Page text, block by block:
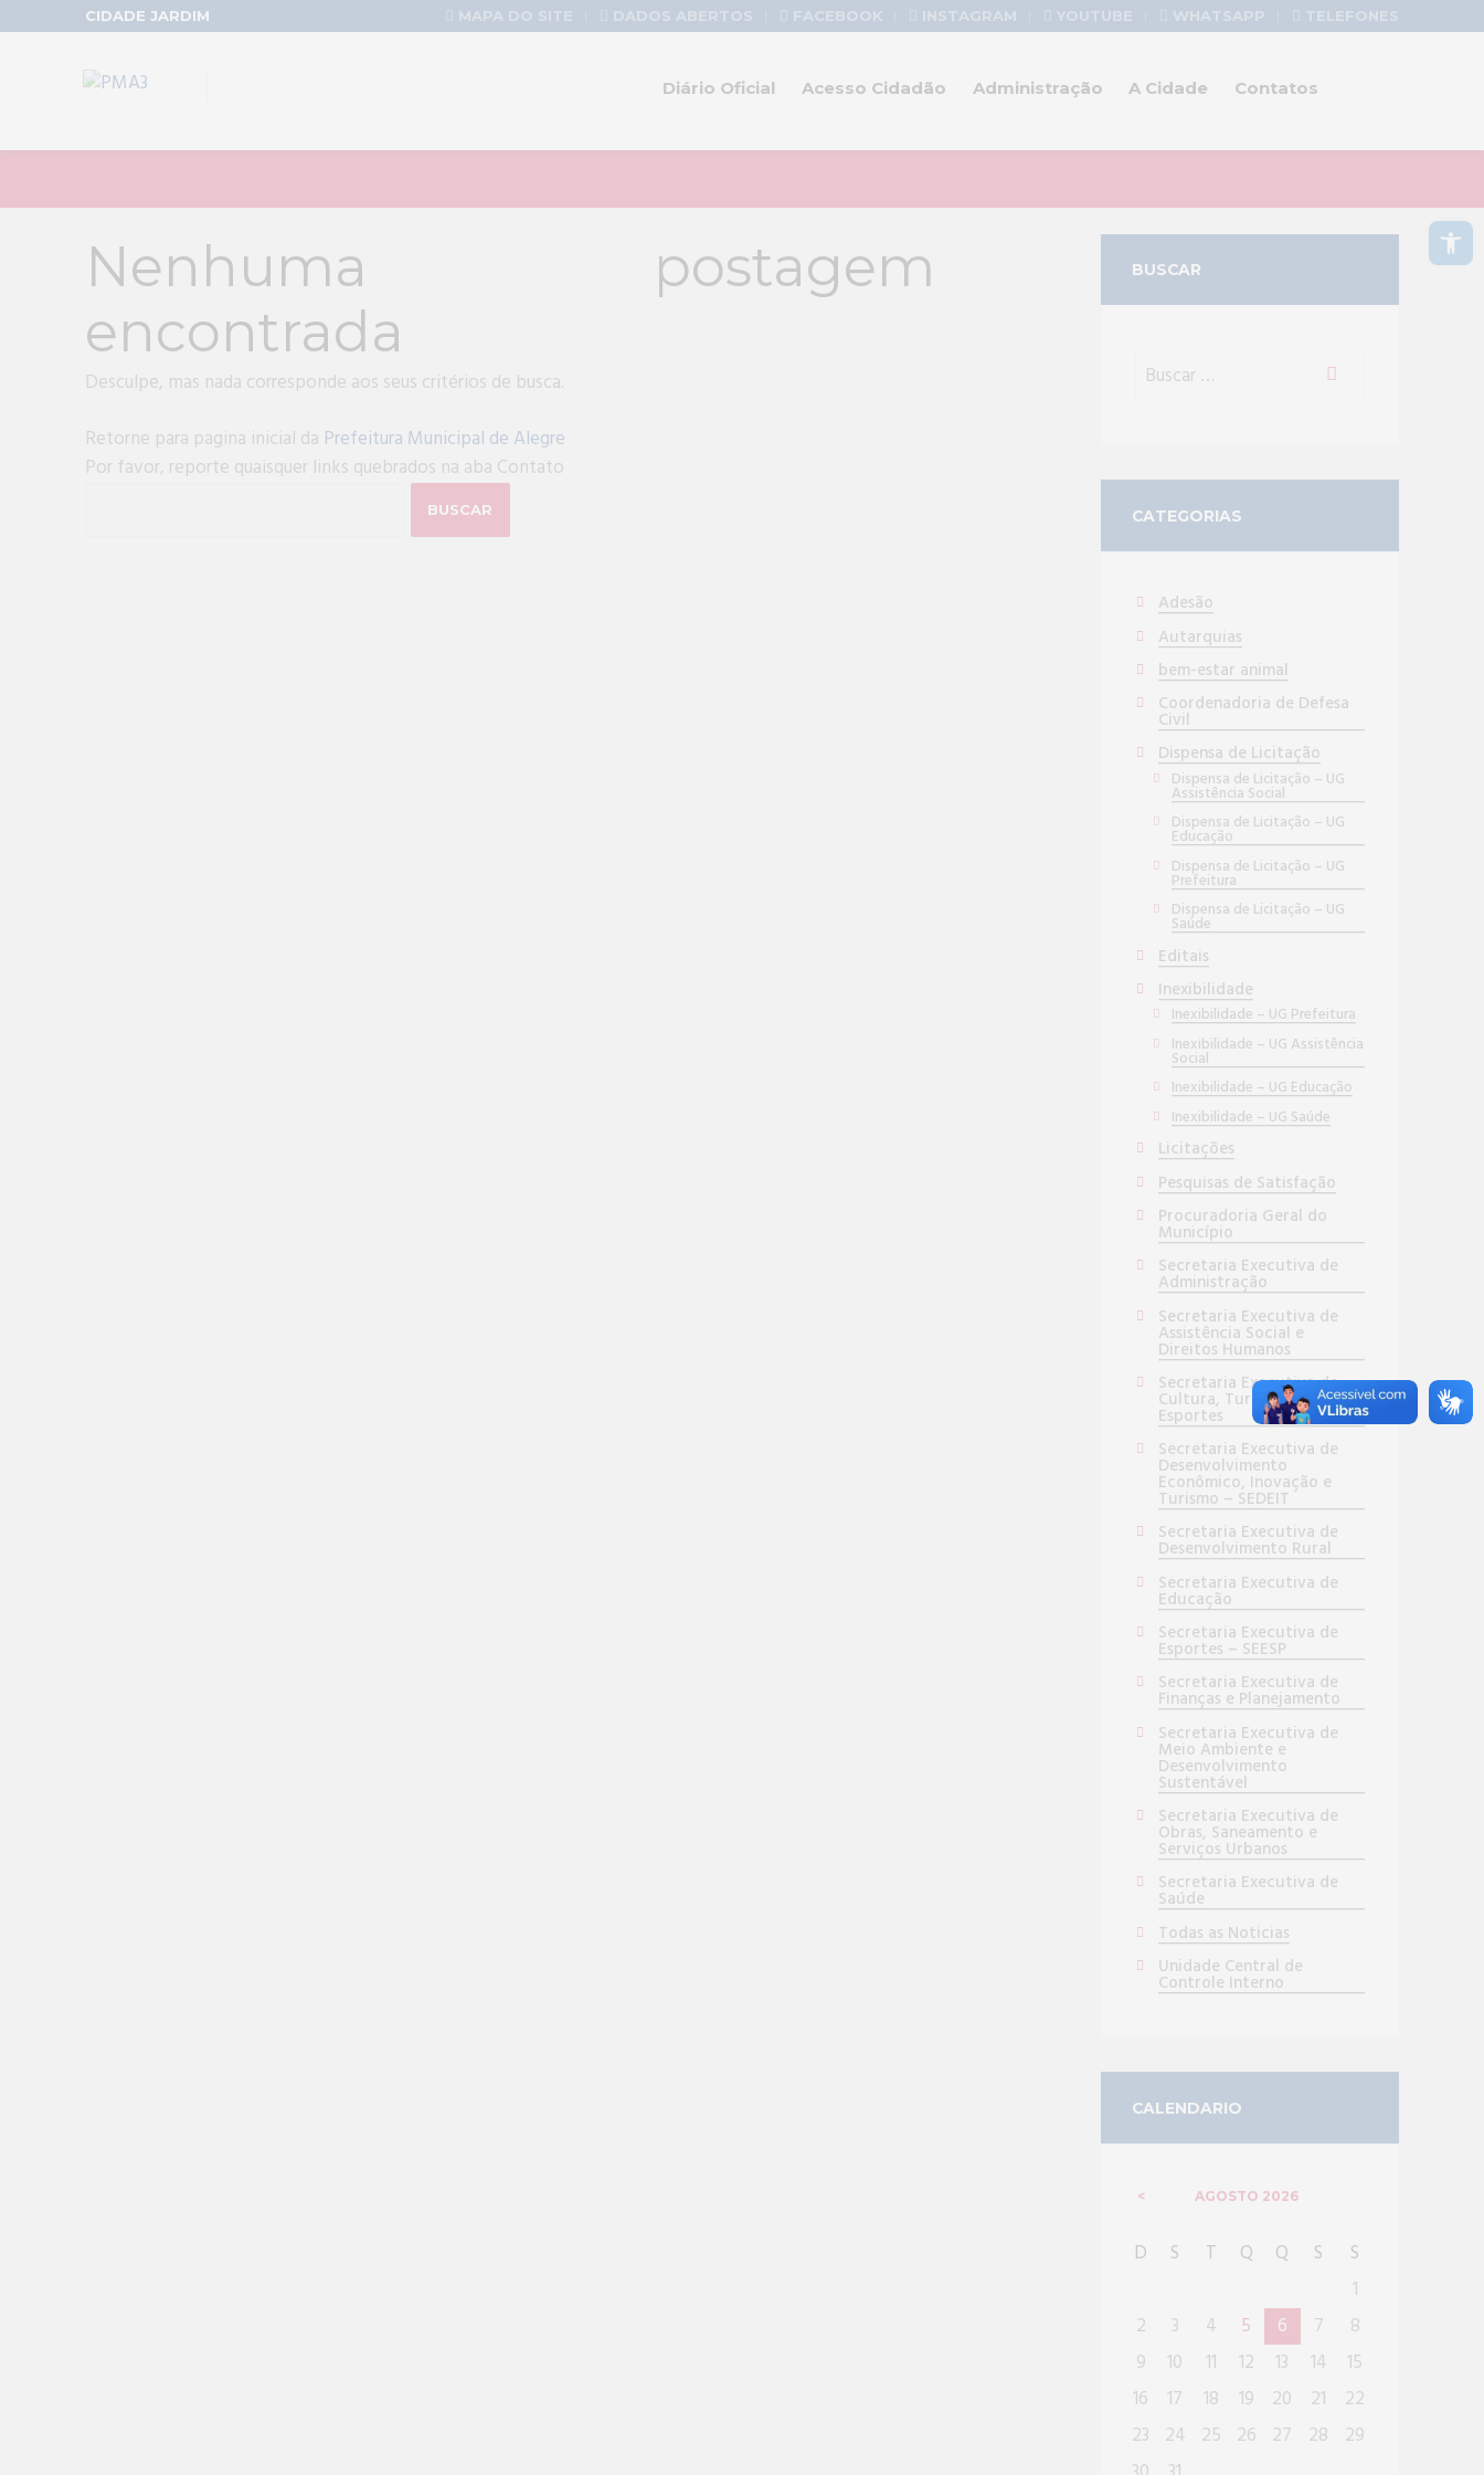
CIDADE JARDIM MAPA DO SITE DADOS ABERTOS FACEBOOK INSTAGRAM YOUTUBE WHATSAPP TELEFONES
Diário Oficial Acesso Cidadão Administração A Cidade Contatos
Nenhuma postagem
encontrada
Desculpe, mas nada corresponde aos seus critérios de busca.
Retorne para pagina inicial da Prefeitura Municipal de Alegre
Por favor, reporte quaisquer links quebrados na aba Contato
BUSCAR
CATEGORIAS
Adesão
Autarquias
bem-estar animal
Coordenadoria de Defesa
Civil
Dispensa de Licitação
Dispensa de Licitação – UG
Assistência Social
Dispensa de Licitação – UG
Educação
Dispensa de Licitação – UG
Prefeitura
Dispensa de Licitação – UG
Saúde
Editais
Inexibilidade
Inexibilidade – UG Prefeitura
Inexibilidade – UG Assistência
Social
Inexibilidade – UG Educação
Inexibilidade – UG Saúde
Licitações
Pesquisas de Satisfação
Procuradoria Geral do
Município
Secretaria Executiva de
Administração
Secretaria Executiva de
Assistência Social e
Direitos Humanos
Secretaria Executiva de
Cultura, Turismo e
Esportes
Secretaria Executiva de
Desenvolvimento
Econômico, Inovação e
Turismo – SEDEIT
Secretaria Executiva de
Desenvolvimento Rural
Secretaria Executiva de
Educação
Secretaria Executiva de
Esportes – SEESP
Secretaria Executiva de
Finanças e Planejamento
Secretaria Executiva de
Meio Ambiente e
Desenvolvimento
Sustentável
Secretaria Executiva de
Obras, Saneamento e
Serviços Urbanos
Secretaria Executiva de
Saúde
Todas as Noticias
Unidade Central de
Controle Interno
CALENDARIO
AGOSTO 2026
D S T Q Q S
S
1
2
3 4 5 6 7
8
9
10 11 12 13 14
15
16
17 18 19 20 21
22
23 24 25 26 27 28
29
Abrir a barra de ferramentas